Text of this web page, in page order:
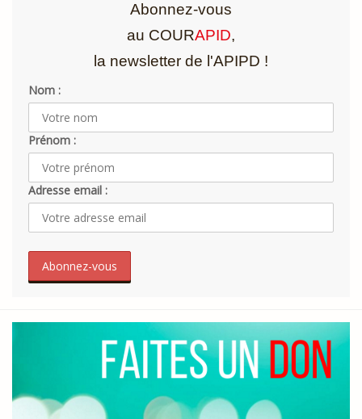
Abonnez-vous
au COURAPID,
la newsletter de l'APIPD !
Nom :
Prénom :
Adresse email :